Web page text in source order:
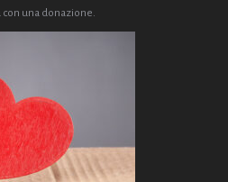
una donazione.